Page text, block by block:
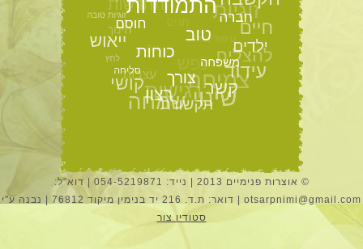
© אוצרות פנימיים 2013 | נייד: 054-5219871 | דוא"ל:
otsarpnimi@gmail.com | דואר: ת.ד. 216 יד בנימין מיקוד 76812 | נבנה ע"י
סטודיו צור